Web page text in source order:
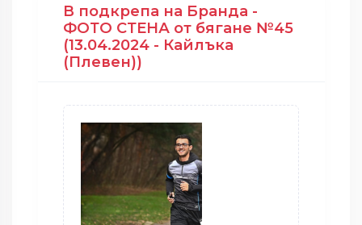
В подкрепа на Бранда -
ФОТО СТЕНА от бягане №45
(13.04.2024 - Кайлъка
(Плевен))